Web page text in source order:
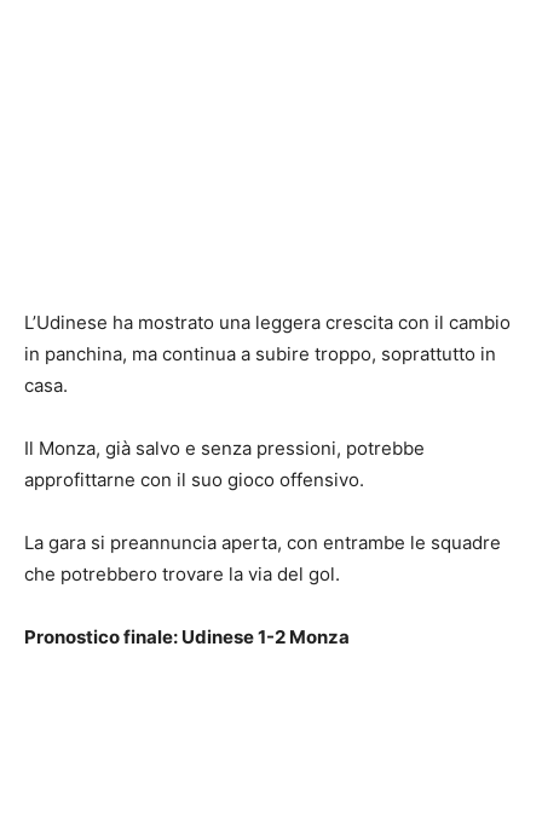
L’Udinese ha mostrato una leggera crescita con il cambio
in panchina, ma continua a subire troppo, soprattutto in
casa.
Il Monza, già salvo e senza pressioni, potrebbe
approfittarne con il suo gioco offensivo.
La gara si preannuncia aperta, con entrambe le squadre
che potrebbero trovare la via del gol.
Pronostico finale: Udinese 1-2 Monza